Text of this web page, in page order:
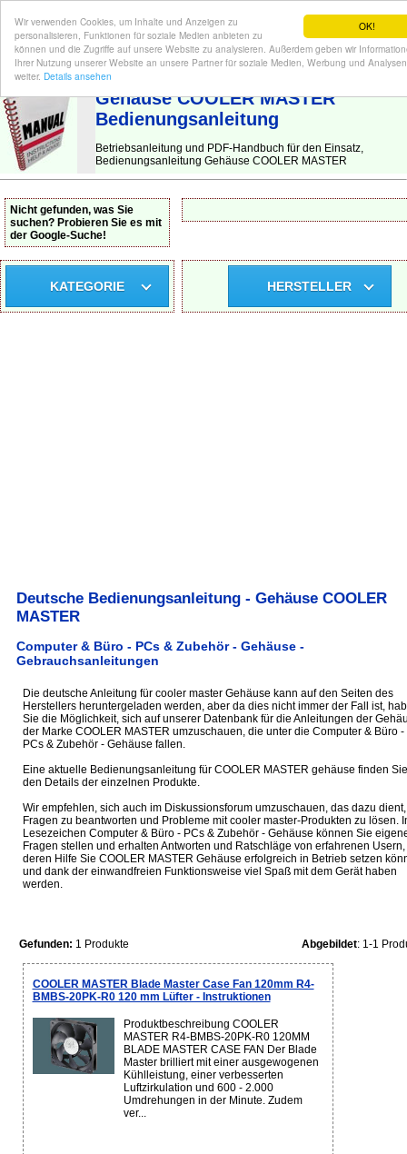
OK!
Wir verwenden Cookies, um Inhalte und Anzeigen zu
personalisieren, Funktionen für soziale Medien anbieten zu
können und die Zugriffe auf unsere Website zu analysieren. Außerdem geben wir
Ihrer Nutzung unserer Website an unsere Partner für soziale Medien, Werbung und Analysen
weiter. Details ansehen
BEDIENUNGSANLEITUNG | Hier finden Sie die deutsche Anleitung!
Gehäuse COOLER MASTER
Bedienungsanleitung
Betriebsanleitung und PDF-Handbuch für den Einsatz,
Bedienungsanleitung Gehäuse COOLER MASTER
Nicht gefunden, was Sie
suchen? Probieren Sie es mit
der Google-Suche!
KATEGORIE HERSTELLER
Deutsche Bedienungsanleitung - Gehäuse COOLER
MASTER
Computer & Büro - PCs & Zubehör - Gehäuse -
Gebrauchsanleitungen
Die deutsche Anleitung für cooler master Gehäuse kann auf den Seiten des
Herstellers heruntergeladen werden, aber da dies nicht immer der Fall ist,
Sie die Möglichkeit, sich auf unserer Datenbank für die Anleitungen der
der Marke COOLER MASTER umzuschauen, die unter die Computer & Büro -
PCs & Zubehör - Gehäuse fallen.
Eine aktuelle Bedienungsanleitung für COOLER MASTER gehäuse finden
den Details der einzelnen Produkte.
Wir empfehlen, sich auch im Diskussionsforum umzuschauen, das dazu dient,
Fragen zu beantworten und Probleme mit cooler master-Produkten zu lösen.
Lesezeichen Computer & Büro - PCs & Zubehör - Gehäuse können Sie
Fragen stellen und erhalten Antworten und Ratschläge von erfahrenen Usern,
deren Hilfe Sie COOLER MASTER Gehäuse erfolgreich in Betrieb setzen
und dank der einwandfreien Funktionsweise viel Spaß mit dem Gerät haben
werden.
Gefunden: 1 Produkte Abgebildet: 1-1
COOLER MASTER Blade Master Case Fan 120mm R4-
BMBS-20PK-R0 120 mm Lüfter - Instruktionen
Produktbeschreibung COOLER
MASTER R4-BMBS-20PK-R0 120MM
BLADE MASTER CASE FAN Der Blade
Master brilliert mit einer ausgewogenen
Kühlleistung, einer verbesserten
Luftzirkulation und 600 - 2.000
Umdrehungen in der Minute. Zudem
ver...